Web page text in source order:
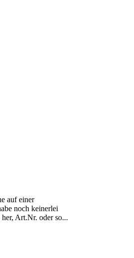
auf einer
noch keinerlei
Art.Nr. oder so...